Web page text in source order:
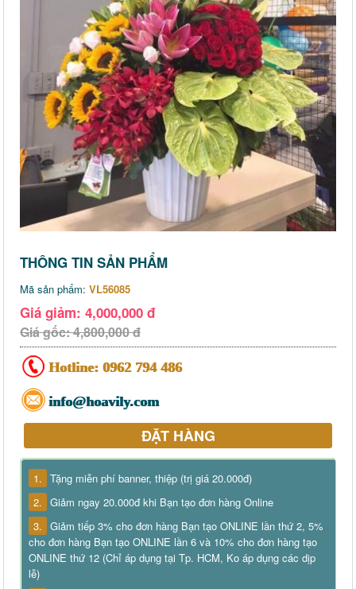
THÔNG TIN SẢN PHẨM
Mã sản phẩm: VL56085
Giá giảm: 4,000,000 đ
Giá gốc: 4,800,000 đ
Hotline: 0962 794 486
info@hoavily.com
ĐẶT HÀNG
1. Tặng miễn phí banner, thiệp (trị giá 20.000đ)
2. Giảm ngay 20.000đ khi Bạn tạo đơn hàng Online
3. Giảm tiếp 3% cho đơn hàng Bạn tạo ONLINE lần thứ 2, 5%
cho đơn hàng Bạn tạo ONLINE lần 6 và 10% cho đơn hàng tạo
ONLINE thứ 12 (Chỉ áp dụng tại Tp. HCM, Ko áp dụng các dịp
lễ)